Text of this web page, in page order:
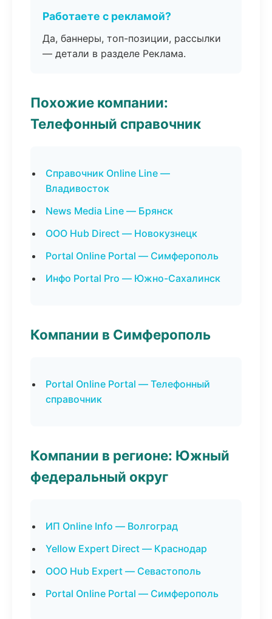
Работаете с рекламой?
Да, баннеры, топ-позиции, рассылки
— детали в разделе Реклама.
Похожие компании:
Телефонный справочник
Справочник Online Line —
Владивосток
News Media Line — Брянск
ООО Hub Direct — Новокузнецк
Portal Online Portal — Симферополь
Инфо Portal Pro — Южно-Сахалинск
Компании в Симферополь
Portal Online Portal — Телефонный
справочник
Компании в регионе: Южный
федеральный округ
ИП Online Info — Волгоград
Yellow Expert Direct — Краснодар
ООО Hub Expert — Севастополь
Portal Online Portal — Симферополь